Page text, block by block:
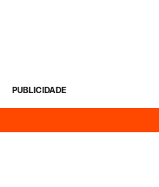
PUBLICIDADE